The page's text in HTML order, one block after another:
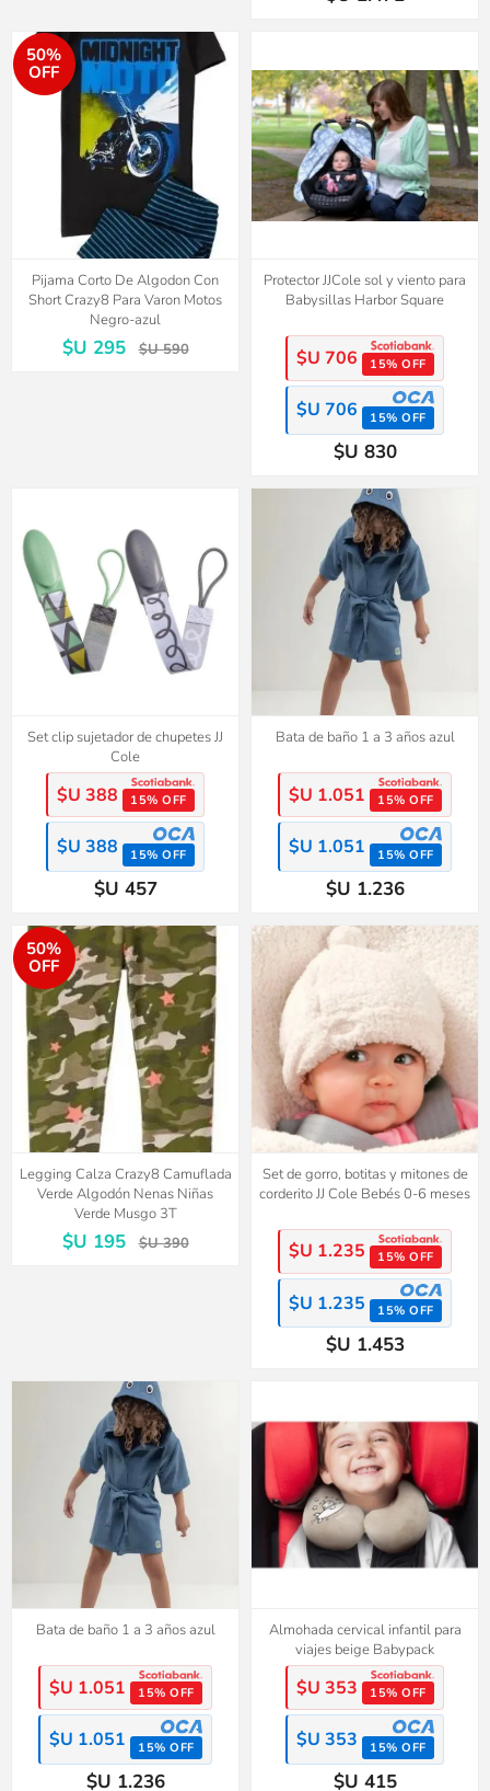
50%
OFF
Pijama Corto De Algodon Con
Short Crazy8 Para Varon Motos
Negro-azul
$U 295 $U 590
Protector JJCole sol y viento para
Babysillas Harbor Square
$U 706 15% OFF
$U 706 15% OFF
$U 830
Set clip sujetador de chupetes JJ
Cole
$U 388 15% OFF
$U 388 15% OFF
$U 457
Bata de baño 1 a 3 años azul
$U 1.051 15% OFF
$U 1.051 15% OFF
$U 1.236
50%
OFF
Legging Calza Crazy8 Camuflada
Verde Algodón Nenas Niñas
Verde Musgo 3T
$U 195 $U 390
Set de gorro, botitas y mitones de
corderito JJ Cole Bebés 0-6 meses
$U 1.235 15% OFF
$U 1.235 15% OFF
$U 1.453
Bata de baño 1 a 3 años azul
$U 1.051 15% OFF
$U 1.051 15% OFF
$U 1.236
Almohada cervical infantil para
viajes beige Babypack
$U 353 15% OFF
$U 353 15% OFF
$U 415